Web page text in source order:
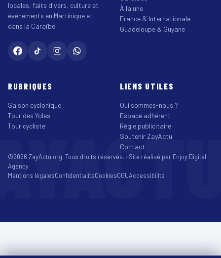
locales, faits divers, culture et
événements en Martinique et
dans la Caraïbe.
À la une
France & Internationale
Guadeloupe & Guyane
RUBRIQUES
Saison cyclonique
Tour des Yoles
Tour cycliste
LIENS UTILES
Qui sommes-nous ?
Espace adhérent
Régie publicitaire
Soutenir ZayActu
Contact
©2026 ZayActu.org. Tous droits réservés. · Site réalisé par Enjoy Digital
Agency
Mentions légalesConfidentialitéCookiesCGUAccessibilité